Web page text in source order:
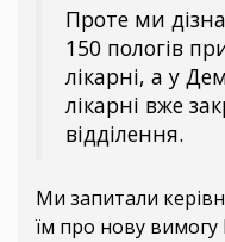
Проте ми
150 пологів
лікарні, а у
лікарні вже
відділення.
Ми запитали
їм про нову вимогу